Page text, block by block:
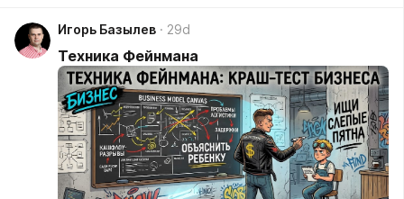
Игорь Базылев 29d
Техника Фейнмана